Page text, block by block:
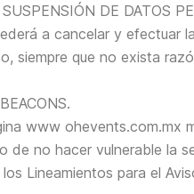
DE DATOS
a cancelar y efectuar
siempre que no exista
www
de no hacer vulnerable la
los Lineamientos para el